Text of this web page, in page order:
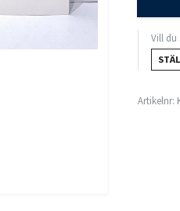
Vill du
Artikelnr: